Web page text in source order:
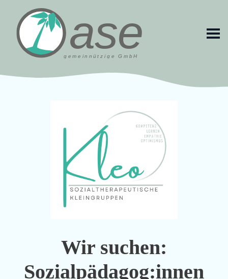
Wir suchen:
Sozialpädagog:innen